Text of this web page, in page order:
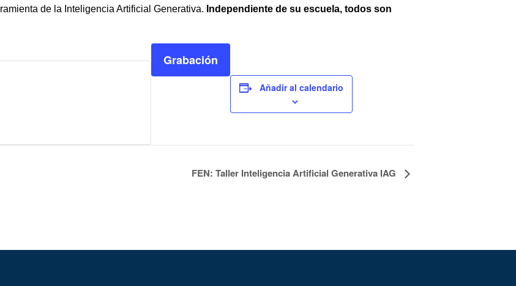
de la Inteligencia Artificial Generativa. Independiente de su escuela, todos son
Grabación
Añadir al calendario
FEN: Taller Inteligencia Artificial Generativa IAG